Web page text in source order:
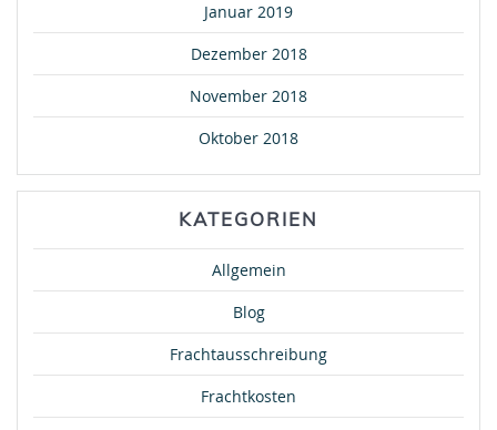
Januar 2019
Dezember 2018
November 2018
Oktober 2018
KATEGORIEN
Allgemein
Blog
Frachtausschreibung
Frachtkosten